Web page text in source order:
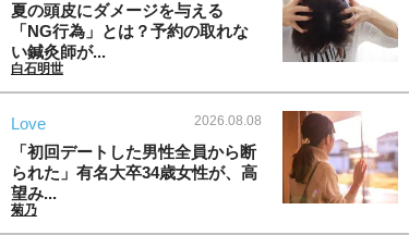
夏の頭皮にダメージを与える
「NG行為」とは？予約の取れな
い鍼灸師が...
白石明世
Love 2026.08.08
「初回デートした男性全員から断
られた」有名大卒34歳女性が、高
望み...
菊乃